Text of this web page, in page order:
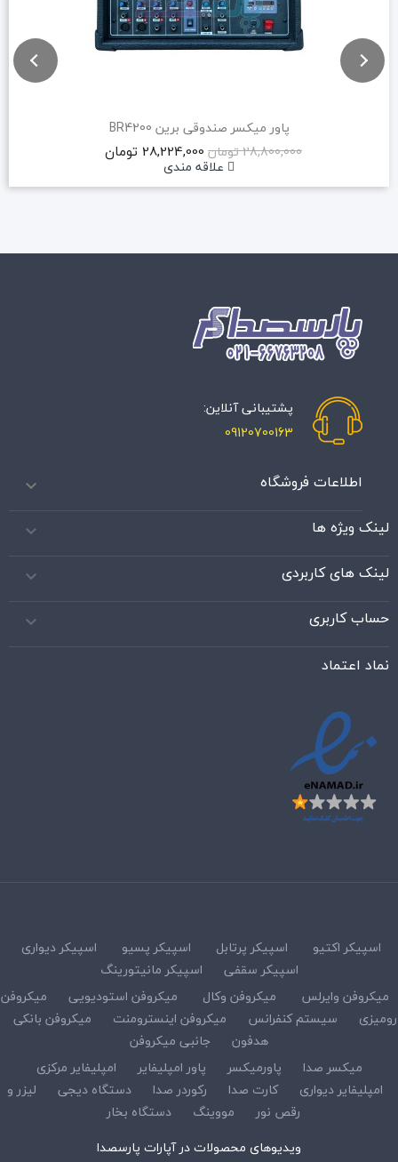
پاور میکسر صندوقی برین BR4200
28,800,000 تومان
28,224,000 تومان
علاقه مندی
پشتیبانی آنلاین:
09120700163
اطلاعات فروشگاه 
لینک ویژه ها 
لینک های کاربردی 
حساب کاربری 
نماد اعتماد
اسپیکر اکتیو اسپیکر پرتابل اسپیکر پسیو
اسپیکر دیواری
اسپیکر سقفی
اسپیکر مانیتورینگ
میکروفن وایرلس
میکروفن وکال میکروفن استودیویی
میکروفن
رومیزی
سیستم کنفرانس میکروفن اینسترومنت
میکروفن بانکی
هدفون
جانبی میکروفن
میکسر صدا
پاورمیکسر پاور امپلیفایر
امپلیفایر مرکزی
امپلیفایر دیواری
کارت صدا رکوردر صدا دستگاه دیجی
لیزر و
رقص نور
مووینگ
دستگاه بخار
ویدیوهای محصولات در آپارات پارسصدا